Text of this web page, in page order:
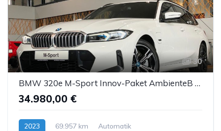
30
BMW 320e M-Sport Innov-Paket AmbienteB HUD H&K ACC
34.980,00 €
2023 69.957 km
Automatik